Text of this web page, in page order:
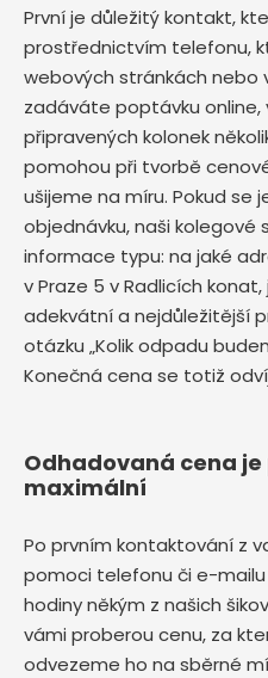
První je důležitý kontakt,
prostřednictvím telefonu,
webových stránkách nebo
zadáváte poptávku
připravených kolonek
pomohou při tvorbě
ušijeme na míru. Pokud se
objednávku, naši
informace typu: na jaké
v Praze 5 v Radlicích konat,
adekvátní a nejdůležitější
otázku „Kolik odpadu
Konečná cena se totiž
Odhadovaná cena
maximální
Po prvním kontaktování z
pomoci telefonu či e-
hodiny někým z našich
vámi proberou cenu, za
odvezeme ho na sběrné